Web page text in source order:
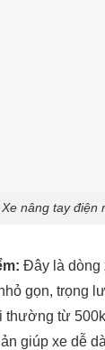
Xe nâng tay điện
Đây là dòng
gọn, trọng
thường từ
giúp xe dễ